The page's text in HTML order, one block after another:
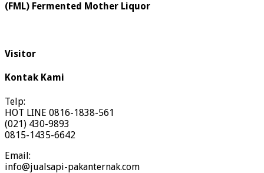
(FML) Fermented Mother Liquor
Visitor
Kontak Kami
Telp:
HOT LINE 0816-1838-561
(021) 430-9893
0815-1435-6642
Email:
info@jualsapi-pakanternak.com